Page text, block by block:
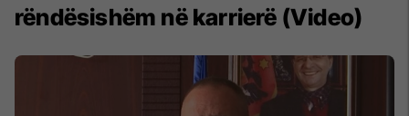
rëndësishëm në karrierë (Video)